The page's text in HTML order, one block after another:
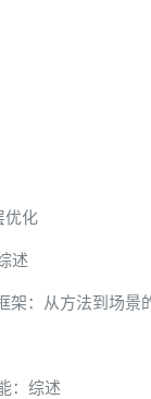
优化
述
架：从方法到场景
：综述